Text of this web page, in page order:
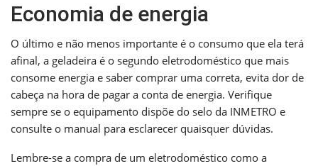
Economia de energia
O último e não menos importante é o consumo que ela terá
afinal, a geladeira é o segundo eletrodoméstico que mais
consome energia e saber comprar uma correta, evita dor de
cabeça na hora de pagar a conta de energia. Verifique
sempre se o equipamento dispõe do selo da INMETRO e
consulte o manual para esclarecer quaisquer dúvidas.
Lembre-se a compra de um eletrodoméstico como a